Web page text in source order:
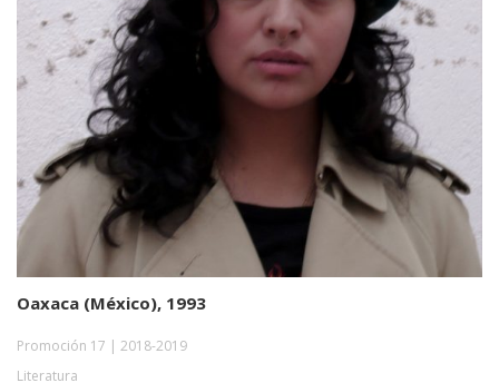
Oaxaca (México), 1993
Promoción 17 | 2018-2019
Literatura